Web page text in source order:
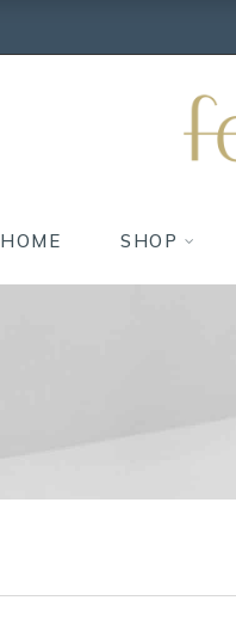
HOME SHOP